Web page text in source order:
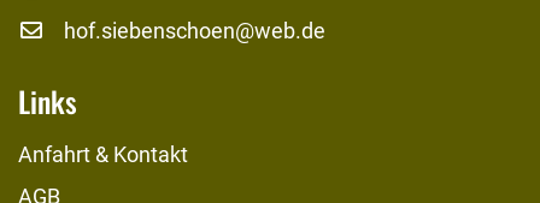
hof.siebenschoen@web.de
Links
Anfahrt & Kontakt
AGB